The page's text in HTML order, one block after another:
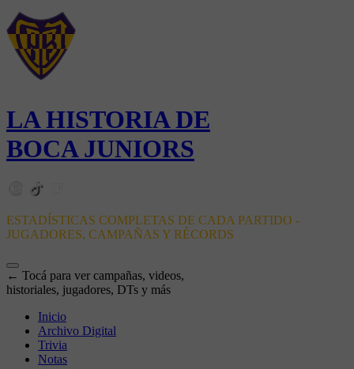
LA HISTORIA DE
BOCA JUNIORS
ESTADÍSTICAS COMPLETAS DE CADA PARTIDO -
JUGADORES, CAMPAÑAS Y RÉCORDS
← Tocá para ver campañas, videos,
historiales, jugadores, DTs y más
Inicio
Archivo Digital
Trivia
Notas